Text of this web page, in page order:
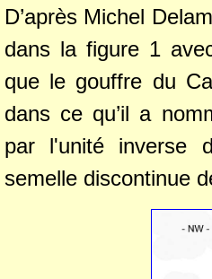
D’après Michel
dans la figure 1
que le gouffre du
dans ce qu’il a
par l'unité inverse
semelle discontinue